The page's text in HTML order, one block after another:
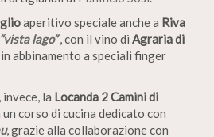
aperitivo speciale anche a Riva
lago”, con il vino di Agraria di
abbinamento a speciali finger
, invece, la Locanda 2 Camini di
corso di cucina dedicato con
, grazie alla collaborazione con